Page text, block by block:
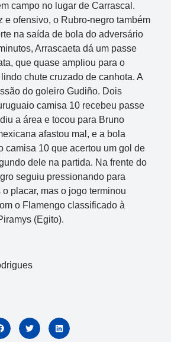
campo no lugar de Carrascal.
e ofensivo, o Rubro-negro também
na saída de bola do adversário
Arrascaeta dá um passe
que quase ampliou para o
chute cruzado de canhota. A
do goleiro Gudiño. Dois
camisa 10 recebeu passe
a área e tocou para Bruno
afastou mal, e a bola
camisa 10 que acertou um gol de
dele na partida. Na frente do
seguiu pressionando para
placar, mas o jogo terminou
o Flamengo classificado à
(Egito).